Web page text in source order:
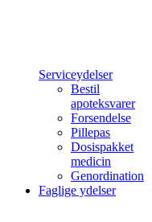
Serviceydelser
Bestil
apoteksvarer
Forsendelse
Pillepas
Dosispakket
medicin
Genordination
Faglige ydelser